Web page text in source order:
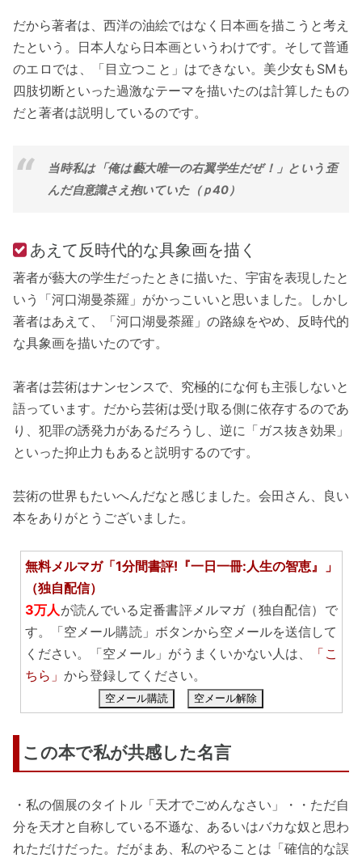
だから著者は、西洋の油絵ではなく日本画を描こうと考え
たという。日本人なら日本画というわけです。そして普通
のエロでは、「目立つこと」はできない。美少女もSMも
四肢切断といった過激なテーマを描いたのは計算したもの
だと著者は説明しているのです。
当時私は「俺は藝大唯一の右翼学生だぜ！」という歪
んだ自意識さえ抱いていた（ｐ40）
あえて反時代的な具象画を描く
著者が藝大の学生だったときに描いた、宇宙を表現したと
いう「河口湖曼荼羅」がかっこいいと思いました。しかし
著者はあえて、「河口湖曼荼羅」の路線をやめ、反時代的
な具象画を描いたのです。
著者は芸術はナンセンスで、究極的にな何も主張しないと
語っています。だから芸術は受け取る側に依存するのであ
り、犯罪の誘発力があるだろうし、逆に「ガス抜き効果」
といった抑止力もあると説明するのです。
芸術の世界もたいへんだなと感じました。会田さん、良い
本をありがとうございました。
無料メルマガ「1分間書評!『一日一冊:人生の智恵』」
（独自配信）
3万人が読んでいる定番書評メルマガ（独自配信）で
す。「空メール購読」ボタンから空メールを送信して
ください。「空メール」がうまくいかない人は、
「こ
ちら」 から登録してください。
空メール購読 空メール解除
この本で私が共感した名言
・私の個展のタイトル「天才でごめんなさい」・・ただ自
分を天才と自称している不遜な、あるいはバカな奴と思わ
れただけだった。だがまあ、私のやることは「確信的な誤